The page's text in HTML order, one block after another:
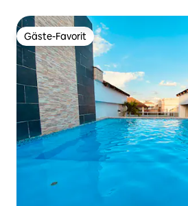
Gäste-Favorit
Gäste-Favorit